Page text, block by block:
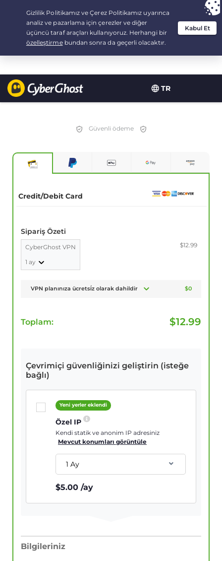
TR
Your choice: The Best Dealfor 3.3333333333333-years at $
/month
Güvenli ödeme
Credit/Debit Card
Sipariş Özeti
CyberGhost VPN
1 ay
$12.99
VPN planınıza ücretsi̇z olarak dahildir $0
Toplam: $12.99
Çevrimiçi güvenliğinizi geliştirin (isteğe
bağlı)
Yeni yerler eklendi
Özel IP
Kendi statik ve anonim IP adresiniz
Mevcut konumları görüntüle
1 Ay
$5.00 /ay
Bilgileriniz